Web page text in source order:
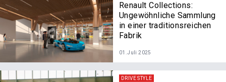
Renault Collections:
Ungewöhnliche Sammlung
in einer traditionsreichen
Fabrik
01.Juli 2025
DRIVE STYLE